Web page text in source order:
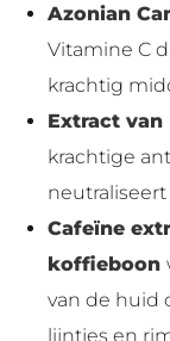
Azonian
Vitamine C
krachtig
Extract van
krachtige
Cafeïne
koffieboon
van de huid
lijntjes en